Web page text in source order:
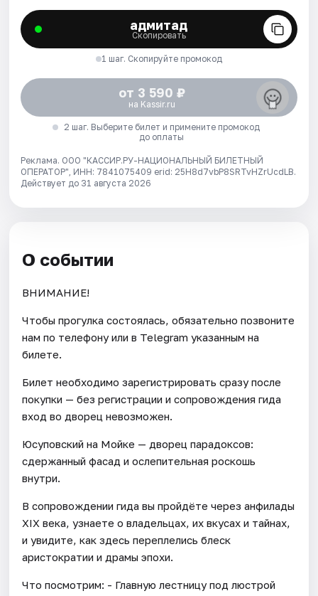
адмитад
Скопировать
1 шаг. Скопируйте промокод
от 3 590 ₽
на Kassir.ru
2 шаг. Выберите билет и примените промокод
до оплаты
Реклама. ООО "КАССИР.РУ-НАЦИОНАЛЬНЫЙ БИЛЕТНЫЙ
ОПЕРАТОР", ИНН: 7841075409 erid: 25H8d7vbP8SRTvHZrUcdLB.
Действует до 31 августа 2026
О событии
ВНИМАНИЕ!
Чтобы прогулка состоялась, обязательно позвоните
нам по телефону или в Telegram указанным на
билете.
Билет необходимо зарегистрировать сразу после
покупки — без регистрации и сопровождения гида
вход во дворец невозможен.
Юсуповский на Мойке — дворец парадоксов:
сдержанный фасад и ослепительная роскошь
внутри.
В сопровождении гида вы пройдёте через анфилады
XIX века, узнаете о владельцах, их вкусах и тайнах,
и увидите, как здесь переплелись блеск
аристократии и драмы эпохи.
Что посмотрим: - Главную лестницу под люстрой